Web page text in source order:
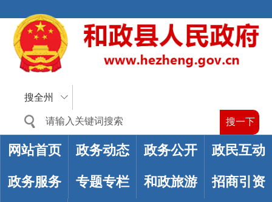
搜全州
网站首页 政务动态 政务公开 政民互动
政务服务 专题专栏 和政旅游 招商引资